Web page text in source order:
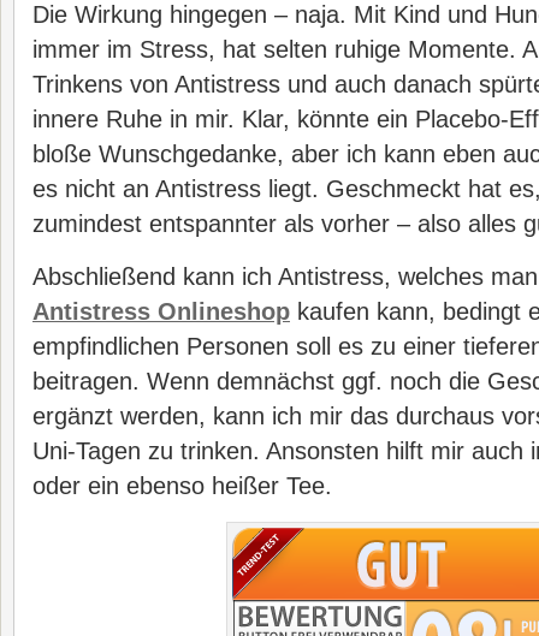
Die Wirkung hingegen – naja. Mit Kind und
immer im Stress, hat selten ruhige Momente.
Trinkens von Antistress und auch danach
innere Ruhe in mir. Klar, könnte ein Placebo-
bloße Wunschgedanke, aber ich kann eben
es nicht an Antistress liegt. Geschmeckt hat
zumindest entspannter als vorher – also alles
Abschließend kann ich Antistress, welches
Antistress Onlineshop kaufen kann, bedingt
empfindlichen Personen soll es zu einer
beitragen. Wenn demnächst ggf. noch die
ergänzt werden, kann ich mir das durchaus
Uni-Tagen zu trinken. Ansonsten hilft mir auch
oder ein ebenso heißer Tee.